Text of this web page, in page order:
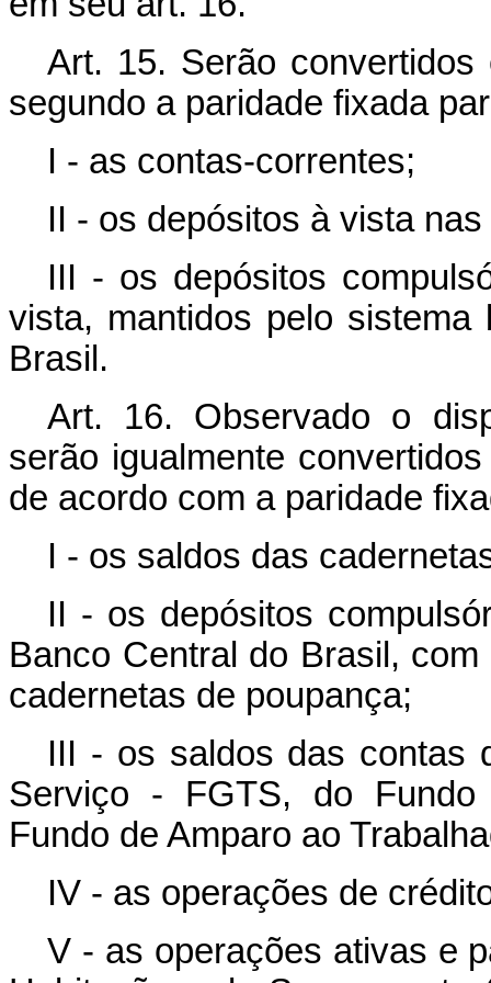
Art. 15. Serão
segundo a paridade fixada
I - as contas-correntes;
II - os depósitos à vista
III - os depósitos
vista, mantidos pelo
Brasil.
Art. 16. Observado o
serão igualmente
de acordo com a paridade
I - os saldos das
II - os depósitos
Banco Central do Brasil,
cadernetas de poupança;
III - os saldos das contas
Serviço - FGTS, do
Fundo de Amparo ao
IV - as operações de
V - as operações ativas e